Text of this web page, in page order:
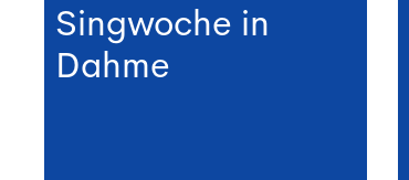
Singwoche in
Dahme